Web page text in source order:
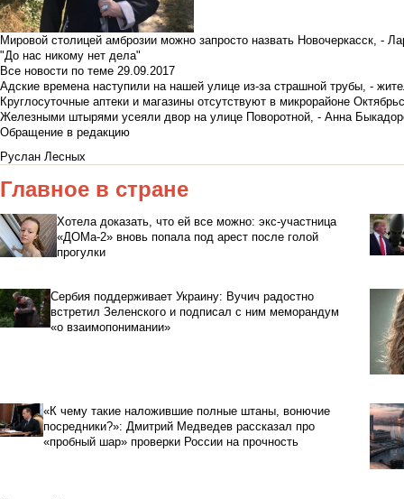
Мировой столицей амброзии можно запросто назвать Новочеркасск, -
"До нас никому нет дела"
Все новости по теме 29.09.2017
Адские времена наступили на нашей улице из-за страшной трубы, -
Круглосуточные аптеки и магазины отсутствуют в микрорайоне
Железными штырями усеяли двор на улице Поворотной, - Анна
Обращение в редакцию
Руслан Лесных
Главное в стране
Хотела доказать, что ей все можно: экс-участница
«ДОМа-2» вновь попала под арест после голой
прогулки
Сербия поддерживает Украину: Вучич радостно
встретил Зеленского и подписал с ним меморандум
«о взаимопонимании»
«К чему такие наложившие полные штаны, вонючие
посредники?»: Дмитрий Медведев рассказал про
«пробный шар» проверки России на прочность